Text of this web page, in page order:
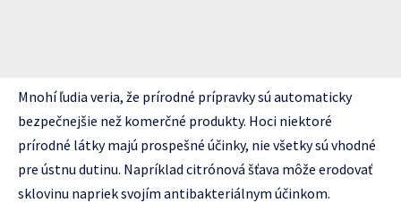
Mnohí ľudia veria, že prírodné prípravky sú automaticky
bezpečnejšie než komerčné produkty. Hoci niektoré
prírodné látky majú prospešné účinky, nie všetky sú vhodné
pre ústnu dutinu. Napríklad citrónová šťava môže erodovať
sklovinu napriek svojím antibakteriálnym účinkom.